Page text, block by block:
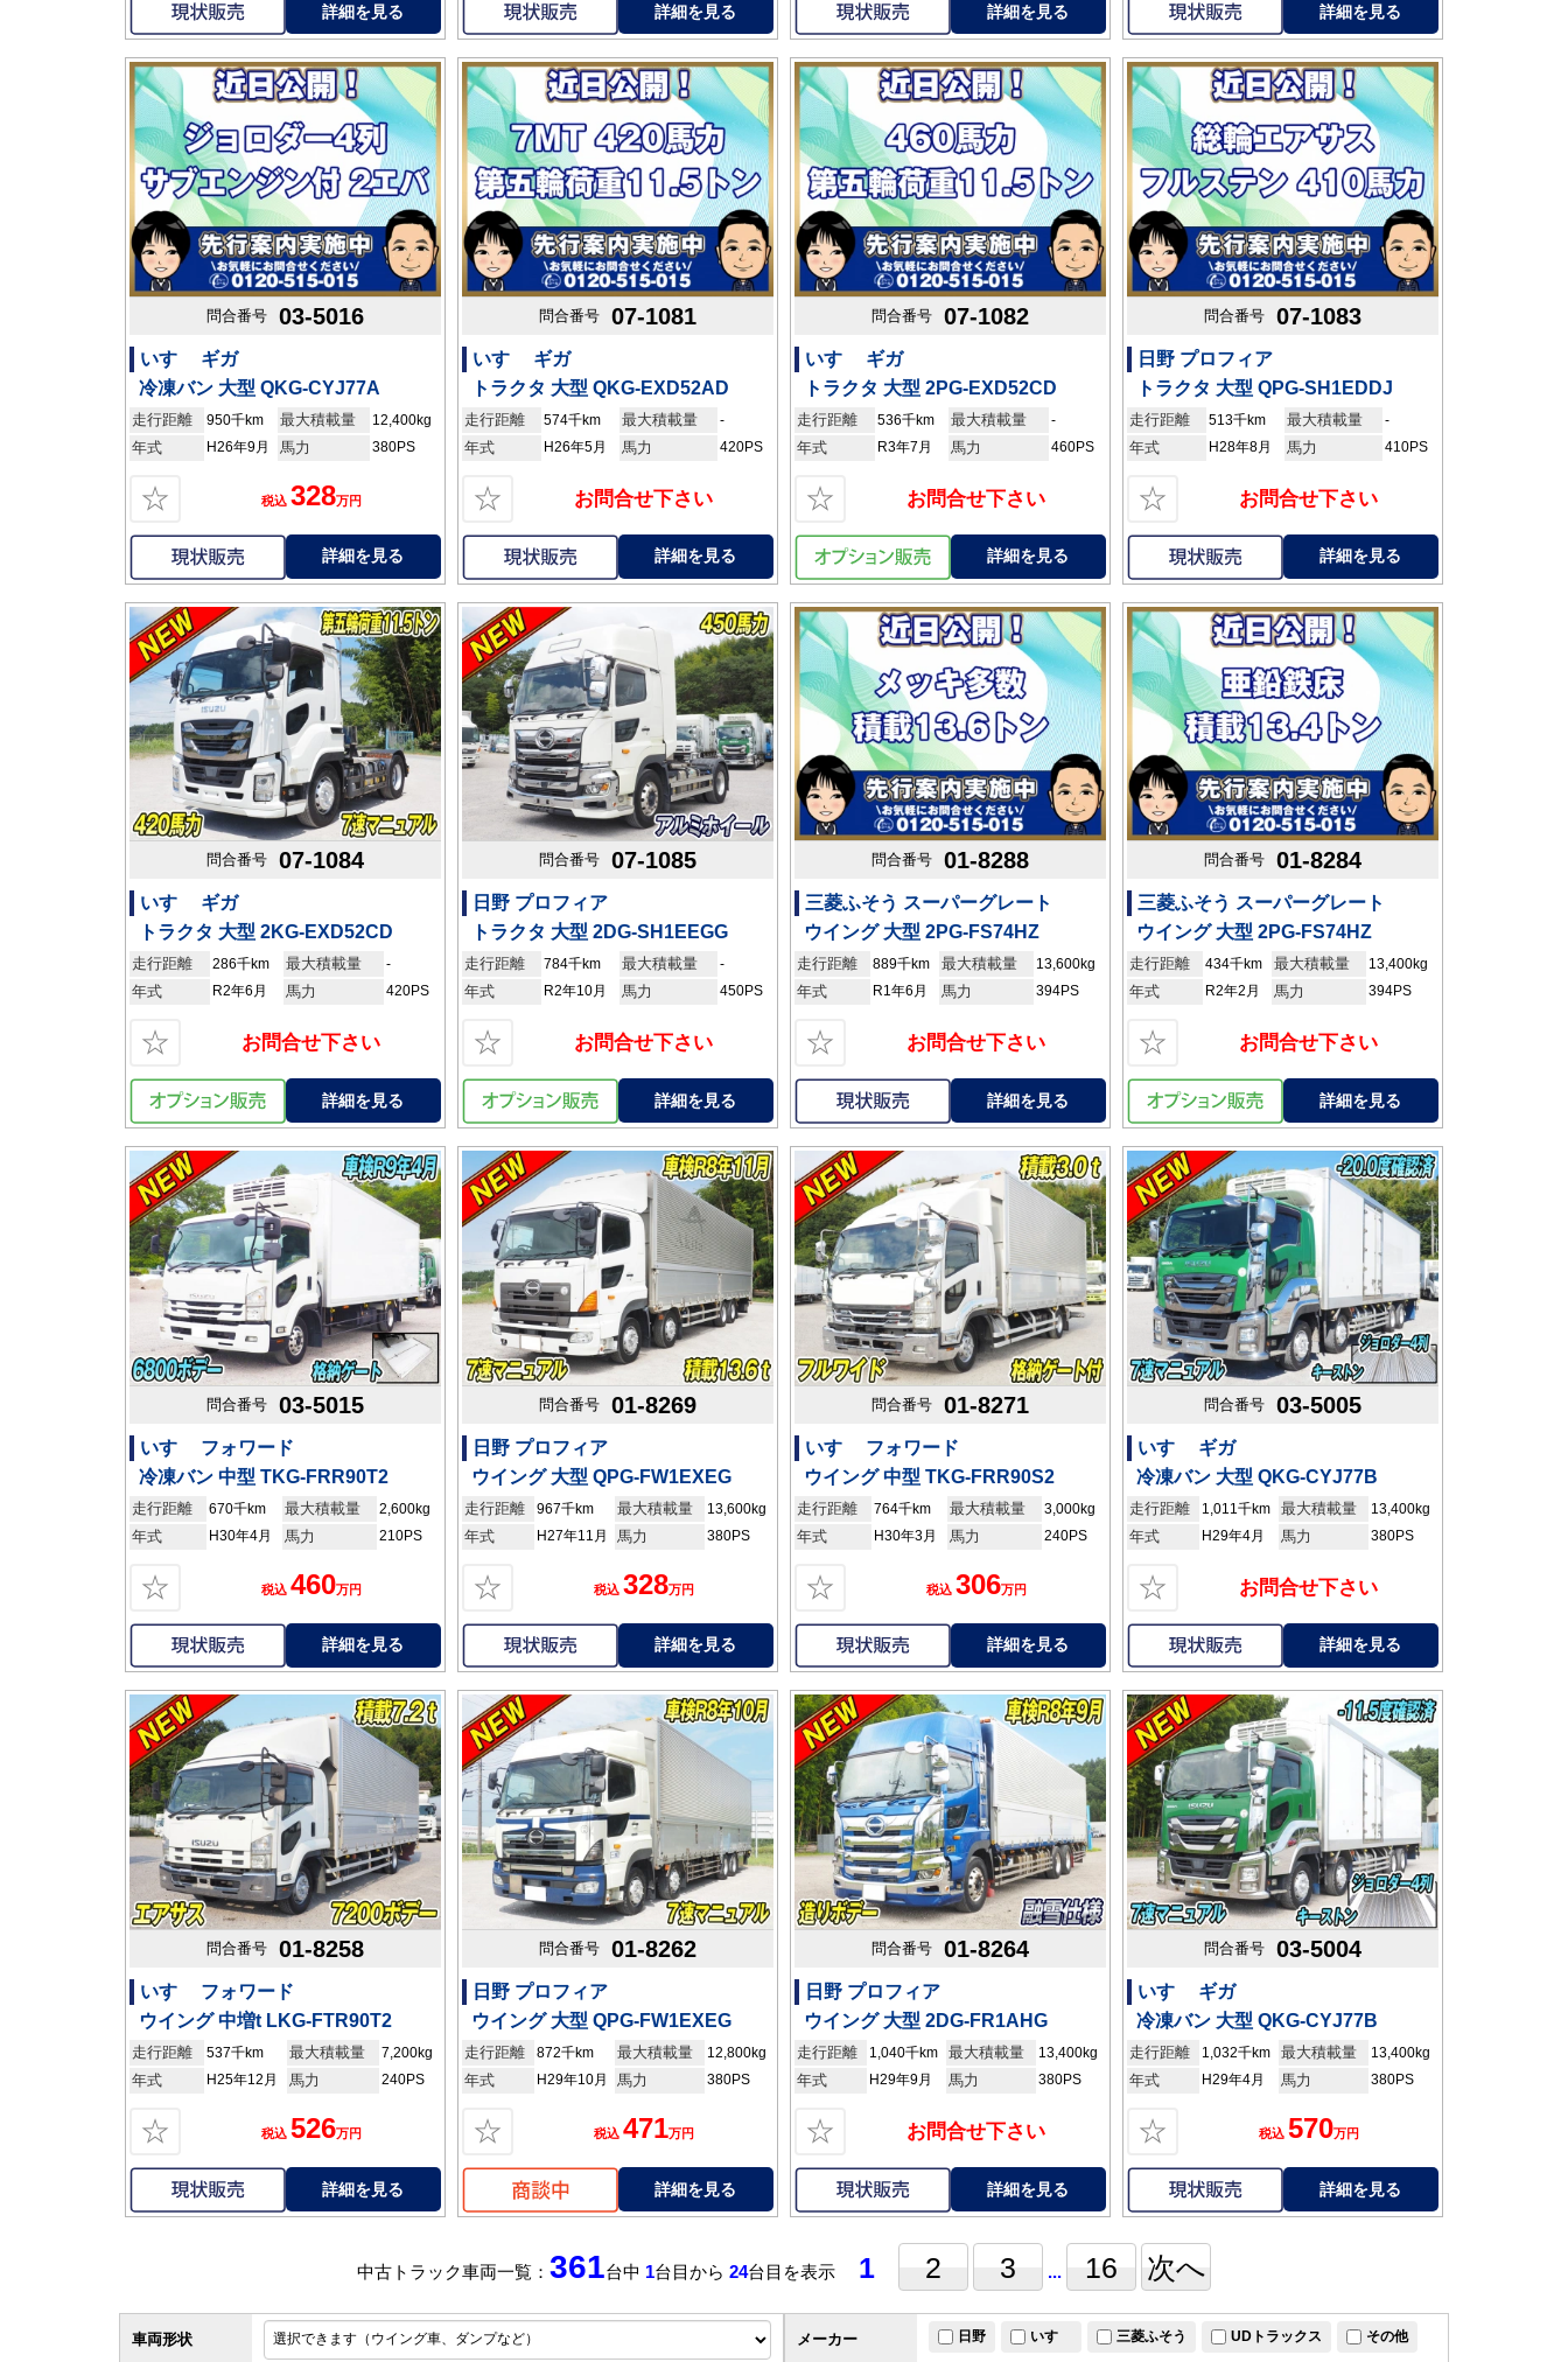
詳細を見る 詳細を見る 詳細を見る 詳細を見る
問合番号 03-5016
いすゞ ギガ
冷凍バン 大型 QKG-CYJ77A
走行距離 950千km 最大積載量 12,400kg
年式 H26年9月 馬力 380PS
☆ 税込 328万円
詳細を見る
問合番号 07-1081
いすゞ ギガ
トラクタ 大型 QKG-EXD52AD
走行距離 574千km 最大積載量 -
年式 H26年5月 馬力 420PS
☆ お問合せ下さい
詳細を見る
問合番号 07-1082
いすゞ ギガ
トラクタ 大型 2PG-EXD52CD
走行距離 536千km 最大積載量 -
年式 R3年7月 馬力 460PS
☆ お問合せ下さい
詳細を見る
問合番号 07-1083
日野 プロフィア
トラクタ 大型 QPG-SH1EDDJ
走行距離 513千km 最大積載量 -
年式 H28年8月 馬力 410PS
☆ お問合せ下さい
詳細を見る
問合番号 07-1084
いすゞ ギガ
トラクタ 大型 2KG-EXD52CD
走行距離 286千km 最大積載量 -
年式 R2年6月 馬力 420PS
☆ お問合せ下さい
詳細を見る
問合番号 07-1085
日野 プロフィア
トラクタ 大型 2DG-SH1EEGG
走行距離 784千km 最大積載量 -
年式 R2年10月 馬力 450PS
☆ お問合せ下さい
詳細を見る
問合番号 01-8288
三菱ふそう スーパーグレート
ウイング 大型 2PG-FS74HZ
走行距離 889千km 最大積載量 13,600kg
年式 R1年6月 馬力 394PS
☆ お問合せ下さい
詳細を見る
問合番号 01-8284
三菱ふそう スーパーグレート
ウイング 大型 2PG-FS74HZ
走行距離 434千km 最大積載量 13,400kg
年式 R2年2月 馬力 394PS
☆ お問合せ下さい
詳細を見る
問合番号 03-5015
いすゞ フォワード
冷凍バン 中型 TKG-FRR90T2
走行距離 670千km 最大積載量 2,600kg
年式 H30年4月 馬力 210PS
☆ 税込 460万円
詳細を見る
問合番号 01-8269
日野 プロフィア
ウイング 大型 QPG-FW1EXEG
走行距離 967千km 最大積載量 13,600kg
年式 H27年11月 馬力 380PS
☆ 税込 328万円
詳細を見る
問合番号 01-8271
いすゞ フォワード
ウイング 中型 TKG-FRR90S2
走行距離 764千km 最大積載量 3,000kg
年式 H30年3月 馬力 240PS
☆ 税込 306万円
詳細を見る
問合番号 03-5005
いすゞ ギガ
冷凍バン 大型 QKG-CYJ77B
走行距離 1,011千km 最大積載量 13,400kg
年式 H29年4月 馬力 380PS
☆ お問合せ下さい
詳細を見る
問合番号 01-8258
いすゞ フォワード
ウイング 中増t LKG-FTR90T2
走行距離 537千km 最大積載量 7,200kg
年式 H25年12月 馬力 240PS
☆ 税込 526万円
詳細を見る
問合番号 01-8262
日野 プロフィア
ウイング 大型 QPG-FW1EXEG
走行距離 872千km 最大積載量 12,800kg
年式 H29年10月 馬力 380PS
☆ 税込 471万円
詳細を見る
問合番号 01-8264
日野 プロフィア
ウイング 大型 2DG-FR1AHG
走行距離 1,040千km 最大積載量 13,400kg
年式 H29年9月 馬力 380PS
☆ お問合せ下さい
詳細を見る
問合番号 03-5004
いすゞ ギガ
冷凍バン 大型 QKG-CYJ77B
走行距離 1,032千km 最大積載量 13,400kg
年式 H29年4月 馬力 380PS
☆ 税込 570万円
詳細を見る
中古トラック車両一覧： 361台中 1台目から 24台目を表示 1 2 3 ... 16 次へ
車両形状 メーカー 日野 いすゞ 三菱ふそう UDトラックス その他